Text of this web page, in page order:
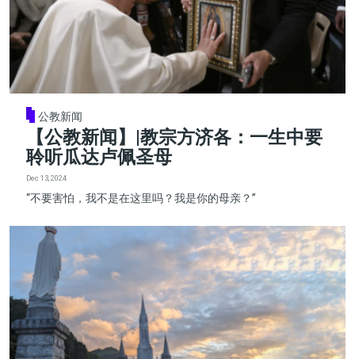
公教新闻
【公教新闻】|教宗方济各：一生中要
聆听瓜达卢佩圣母
Dec 13, 2024
“不要害怕，我不是在这里吗？我是你的母亲？”